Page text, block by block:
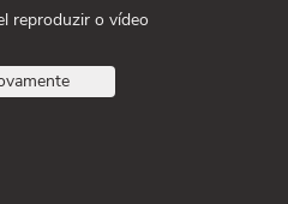
reproduzir o vídeo